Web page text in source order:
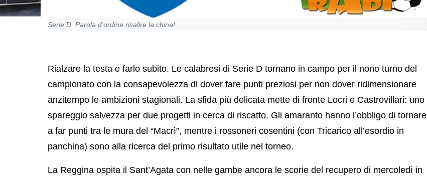
Serie D. Parola d'ordine risalire la china!
Rialzare la testa e farlo subito. Le calabresi di Serie D tornano in campo per il nono turno del
campionato con la consapevolezza di dover fare punti preziosi per non dover ridimensionare
anzitempo le ambizioni stagionali. La sfida più delicata mette di fronte Locri e Castrovillari: uno
spareggio salvezza per due progetti in cerca di riscatto. Gli amaranto hanno l’obbligo di tornare
a far punti tra le mura del “Macrì”, mentre i rossoneri cosentini (con Tricarico all’esordio in
panchina) sono alla ricerca del primo risultato utile nel torneo.
La Reggina ospita il Sant’Agata con nelle gambe ancora le scorie del recupero di mercoledì in